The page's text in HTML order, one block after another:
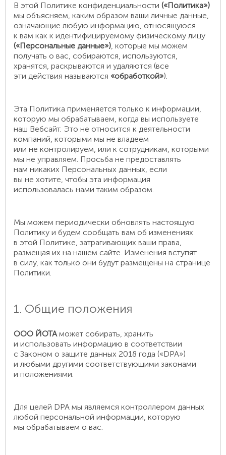
В этой Политике конфиденциальности («Политика»)
мы объясняем, каким образом ваши личные данные,
означающие любую информацию, относящуюся
к вам как к идентифицируемому физическому лицу
(«Персональные данные»), которые мы можем
получать о вас, собираются, используются,
хранятся, раскрываются и удаляются (все
эти действия называются «обработкой»).
Эта Политика применяется только к информации,
которую мы обрабатываем, когда вы используете
наш Вебсайт. Это не относится к деятельности
компаний, которыми мы не владеем
или не контролируем, или к сотрудникам, которыми
мы не управляем. Просьба не предоставлять
нам никаких Персональных данных, если
вы не хотите, чтобы эта информация
использовалась нами таким образом.
Мы можем периодически обновлять настоящую
Политику и будем сообщать вам об изменениях
в этой Политике, затрагивающих ваши права,
размещая их на нашем сайте. Изменения вступят
в силу, как только они будут размещены на странице
Политики.
1. Общие положения
ООО ЙОТАможет собирать, хранить
и использовать информацию в соответствии
с Законом о защите данных 2018 года («DPA»)
и любыми другими соответствующими законами
и положениями.
Для целей DPA мы являемся контроллером данных
любой персональной информации, которую
мы обрабатываем о вас.